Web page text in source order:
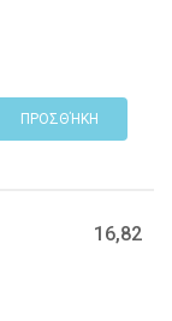
ΠΡΟΣΘΉΚΗ
16,82